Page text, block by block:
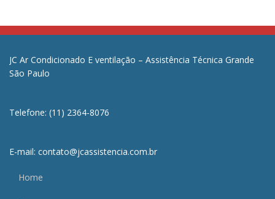
JC Ar Condicionado E ventilação – Assistência Técnica Grande
São Paulo
Telefone: (11) 2364-8076
E-mail: contato@jcassistencia.com.br
Home